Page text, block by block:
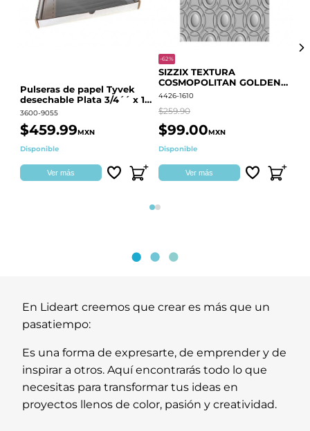
Pulseras de papel Tyvek
desechable Plata 3/4´´ x 10
´´
3600-9055
$459.99MXN
Disponible
Ver más
-62%
SIZZIX TEXTURA
COSMOPOLITAN GOLDEN
RINGS S.PARK 666700
4426-1610
$259.90
$99.00MXN
Disponible
Ver más
Página 1
Página 2
En Lideart creemos que crear es más que un
pasatiempo:
Es una forma de expresarte, de emprender y de
inspirar a otros. Aquí encontrarás todo lo que
necesitas para transformar tus ideas en
proyectos llenos de color, pasión y creatividad.